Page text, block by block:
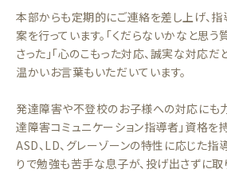
本部からも定期的にご連絡を差し上げ、
案を行っています。「くだらないかなと思
さった」「心のこもった対応、誠実な対応だ
温かいお言葉もいただいています。
発達障害や不登校のお子様への対応にも
達障害コミュニケーション指導者」資格を
ASD、LD、グレーゾーンの特性に応じた指
りで勉強も苦手な息子が、投げ出さずに